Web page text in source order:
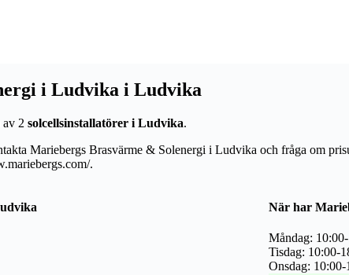
i Ludvika i Ludvika
2 solcellsinstallatörer i Ludvika.
Mariebergs Brasvärme & Solenergi i Ludvika och fråga om
.
När har
Måndag:
Tisdag: 10:00-
Onsdag: 10:00-